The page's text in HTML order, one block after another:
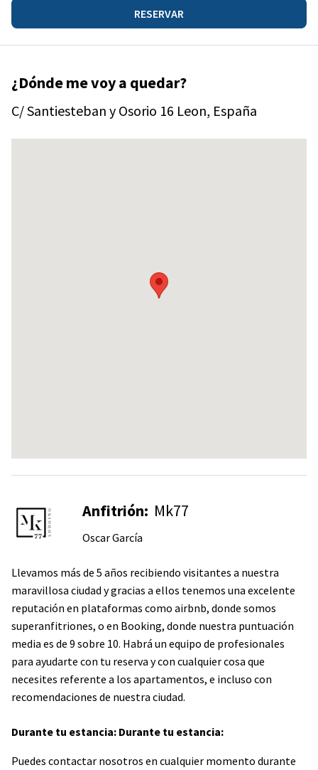
RESERVAR
¿Dónde me voy a quedar?
C/ Santiesteban y Osorio 16 Leon, España
Anfitrión: Mk77
Oscar García
Llevamos más de 5 años recibiendo visitantes a nuestra
maravillosa ciudad y gracias a ellos tenemos una excelente
reputación en plataformas como airbnb, donde somos
superanfitriones, o en Booking, donde nuestra puntuación
media es de 9 sobre 10. Habrá un equipo de profesionales
para ayudarte con tu reserva y con cualquier cosa que
necesites referente a los apartamentos, e incluso con
recomendaciones de nuestra ciudad.
Durante tu estancia: Durante tu estancia:
Puedes contactar nosotros en cualquier momento durante